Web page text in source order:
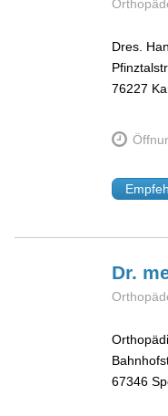
Dres.
76227
Dr.
67346